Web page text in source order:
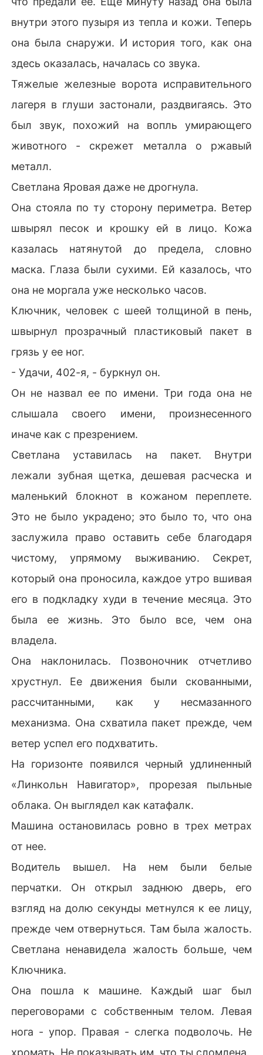
Они смотрели на меня как на сломленную наркоман
ку, готовую ползать в ногах ради денег. Они верили л
жи Миланы, которая сидела рядом с ангельским лиц
ом.
Они не знали одного.
В корешке моего дешевого блокнота, который я приж
имала к груди, был зашит не дневник раскаяния, а сп
утниковый передатчик и компромат.
Ночью, сидя на полу в сыром гостевом домике, я акт
ивировала устройство и отправила сообщение свое
«Я внутри. Они расслаблены. Начинаем».
Я вернулась не за прощением. Я вернулась, чтобы ун
ичтожить их всех.
внутри этого пузыря из тепла и кожи. Теперь
она была снаружи. И история того, как она
здесь оказалась, началась со звука.
Тяжелые железные ворота исправительного
лагеря в глуши застонали, раздвигаясь. Это
был звук, похожий на вопль умирающего
животного - скрежет металла о ржавый
металл.
Светлана Яровая даже не дрогнула.
Она стояла по ту сторону периметра. Ветер
швырял песок и крошку ей в лицо. Кожа
казалась натянутой до предела, словно
маска. Глаза были сухими. Ей казалось, что
она не моргала уже несколько часов.
Ключник, человек с шеей толщиной в пень,
швырнул прозрачный пластиковый пакет в
грязь у ее ног.
- Удачи, 402-я, - буркнул он.
Он не назвал ее по имени. Три года она не
слышала своего имени, произнесенного
иначе как с презрением.
Светлана уставилась на пакет. Внутри
лежали зубная щетка, дешевая расческа и
маленький блокнот в кожаном переплете.
Это не было украдено; это было то, что она
заслужила право оставить себе благодаря
чистому, упрямому выживанию. Секрет,
который она проносила, каждое утро вшивая
его в подкладку худи в течение месяца. Это
была ее жизнь. Это было все, чем она
владела.
Она наклонилась. Позвоночник отчетливо
хрустнул. Ее движения были скованными,
рассчитанными, как у несмазанного
механизма. Она схватила пакет прежде, чем
ветер успел его подхватить.
На горизонте появился черный удлиненный
«Линкольн Навигатор», прорезая пыльные
облака. Он выглядел как катафалк.
Машина остановилась ровно в трех метрах
от нее.
Водитель вышел. На нем были белые
перчатки. Он открыл заднюю дверь, его
взгляд на долю секунды метнулся к ее лицу,
прежде чем отвернуться. Там была жалость.
Светлана ненавидела жалость больше, чем
Ключника.
Она пошла к машине. Каждый шаг был
переговорами с собственным телом. Левая
нога - упор. Правая - слегка подволочь. Не
хромать. Не показывать им, что ты сломлена.